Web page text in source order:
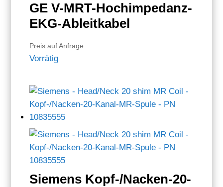
GE V-MRT-Hochimpedanz-
EKG-Ableitkabel
Preis auf Anfrage
Vorrätig
Siemens Kopf-/Nacken-20-